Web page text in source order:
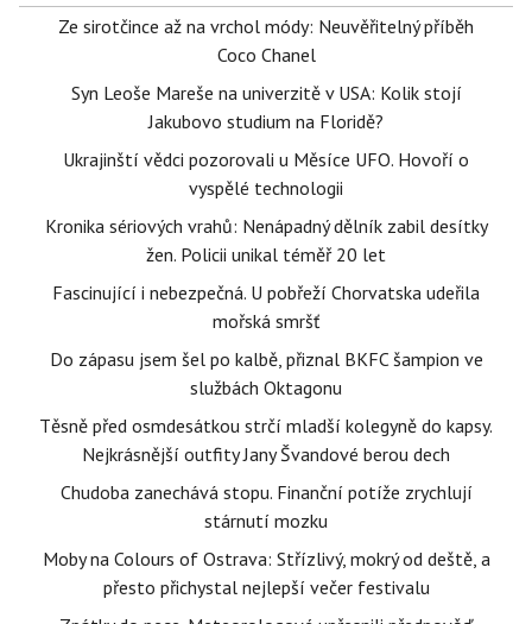
Ze sirotčince až na vrchol módy: Neuvěřitelný příběh
Coco Chanel
Syn Leoše Mareše na univerzitě v USA: Kolik stojí
Jakubovo studium na Floridě?
Ukrajinští vědci pozorovali u Měsíce UFO. Hovoří o
vyspělé technologii
Kronika sériových vrahů: Nenápadný dělník zabil desítky
žen. Policii unikal téměř 20 let
Fascinující i nebezpečná. U pobřeží Chorvatska udeřila
mořská smršť
Do zápasu jsem šel po kalbě, přiznal BKFC šampion ve
službách Oktagonu
Těsně před osmdesátkou strčí mladší kolegyně do kapsy.
Nejkrásnější outfity Jany Švandové berou dech
Chudoba zanechává stopu. Finanční potíže zrychlují
stárnutí mozku
Moby na Colours of Ostrava: Střízlivý, mokrý od deště, a
přesto přichystal nejlepší večer festivalu